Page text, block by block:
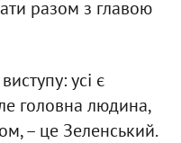
разом з главою
усі є
головна людина,
– це Зеленський.